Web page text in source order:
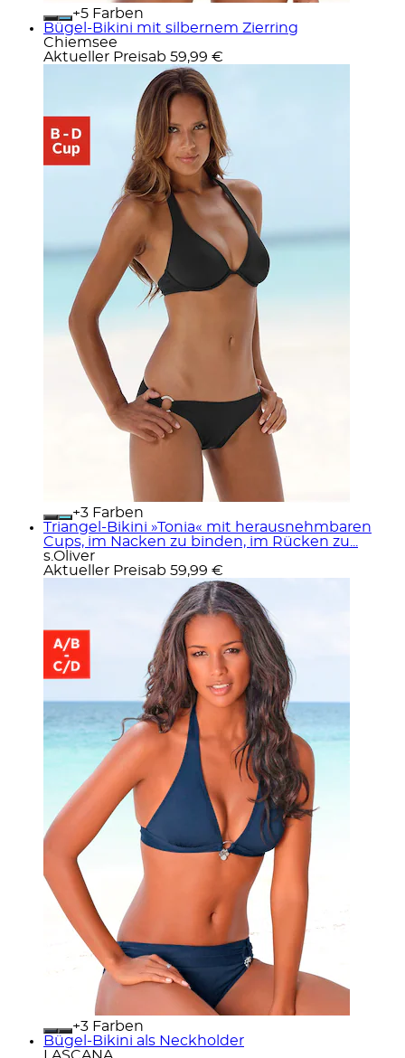
+
Farben
Bügel-Bikini mit silbernem Zierring
Chiemsee
Aktueller Preisab 59,99 €
+
Farben
Triangel-Bikini »Tonia« mit herausnehmbaren
Cups, im Nacken zu binden, im Rücken zu...
s.Oliver
Aktueller Preisab 59,99 €
+
Farben
Bügel-Bikini als Neckholder